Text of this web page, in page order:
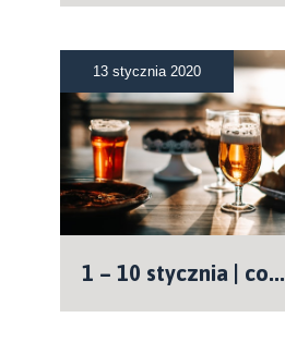
13 stycznia 2020
1 – 10 stycznia | co...